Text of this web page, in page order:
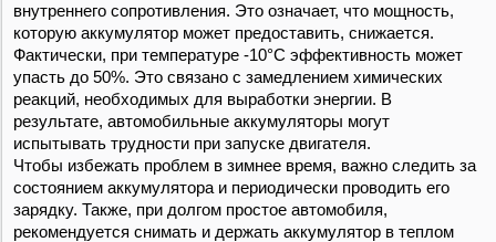
внутреннего сопротивления. Это означает, что мощность,
которую аккумулятор может предоставить, снижается.
Фактически, при температуре -10°C эффективность может
упасть до 50%. Это связано с замедлением химических
реакций, необходимых для выработки энергии. В
результате, автомобильные аккумуляторы могут
испытывать трудности при запуске двигателя.
Чтобы избежать проблем в зимнее время, важно следить за
состоянием аккумулятора и периодически проводить его
зарядку. Также, при долгом простое автомобиля,
рекомендуется снимать и держать аккумулятор в теплом